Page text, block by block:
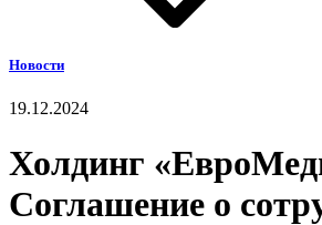
Новости
19.12.2024
Холдинг
Соглашение о